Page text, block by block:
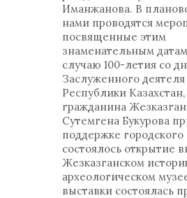
Иманжанова. В
нами проводятся
посвященные этим
знаменательным
случаю 100-летия со
Заслуженного
Республики
гражданина
Сутемгена Букурова
поддержке городского
состоялось открытие
Жезказганском
археологическом
выставки состоялась